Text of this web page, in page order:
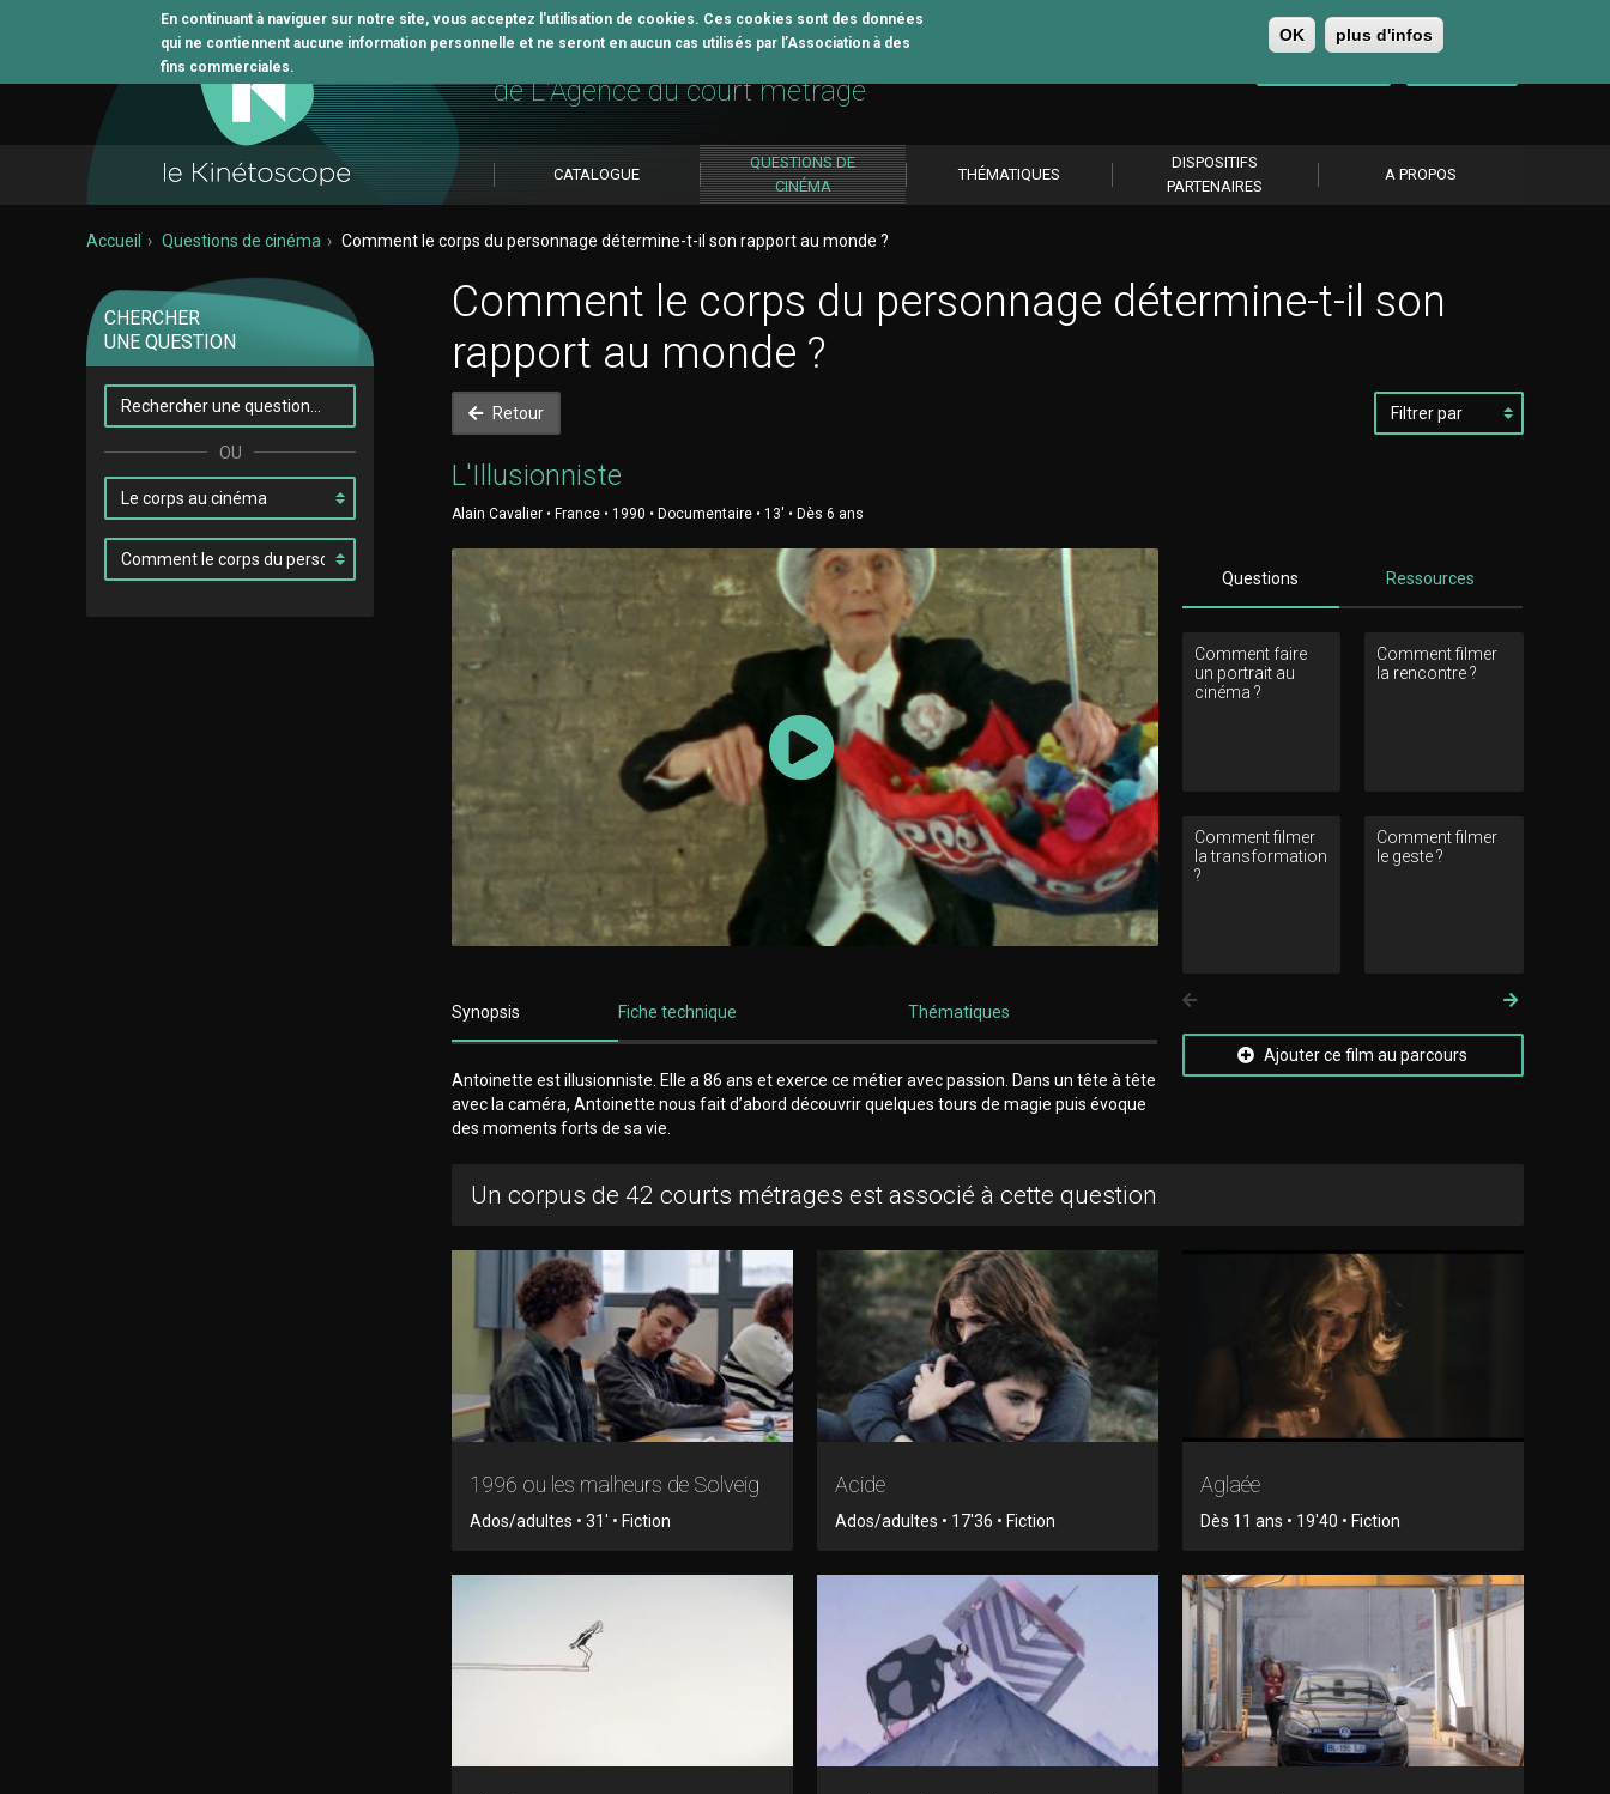
En continuant à naviguer sur notre site, vous acceptez l'utilisation de cookies. Ces cookies sont des données
qui ne contiennent aucune information personnelle et ne seront en aucun cas utilisés par l’Association à des
fins commerciales.
OK plus d'infos
L'outil pédagogique
de L'Agence du court métrage
CATALOGUE
QUESTIONS DE
CINÉMA
THÉMATIQUES
DISPOSITIFS
PARTENAIRES
A PROPOS
Accueil Questions de cinéma Comment le corps du personnage détermine-t-il son rapport au monde ?
CHERCHER
UNE QUESTION
Comment le corps du personnage détermine-t-il son
rapport au monde ?
Retour
par
L'Illusionniste
Alain Cavalier • France • 1990 • Documentaire • 13' • Dès 6 ans
Lancer la vidéo
Synopsis Fiche technique Thématiques
Antoinette est illusionniste. Elle a 86 ans et exerce ce métier avec passion. Dans un tête à tête
avec la caméra, Antoinette nous fait d’abord découvrir quelques tours de magie puis évoque
des moments forts de sa vie.
Questions Ressources
Comment faire
un portrait au
cinéma ?
Comment filmer
la rencontre ?
Comment filmer
la transformation
?
Comment filmer
le geste ?
Suivant
Ajouter ce film au parcours
Un corpus de 42 courts métrages est associé à cette question
1996 ou les malheurs de Solveig
Ados/adultes • 31' • Fiction
Acide
Ados/adultes • 17'36 • Fiction
Aglaée
Dès 11 ans • 19'40 • Fiction